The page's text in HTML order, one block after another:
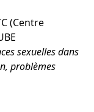
(Centre
sexuelles dans
problèmes